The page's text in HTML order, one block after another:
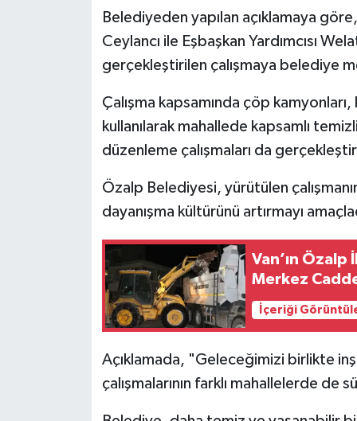
Belediyeden yapılan açıklamaya
Ceylancı ile Eşbaşkan Yardımcısı
gerçekleştirilen çalışmaya belediye
Çalışma kapsamında çöp
kullanılarak mahallede kapsamlı
düzenleme çalışmaları da
Özalp Belediyesi, yürütülen
dayanışma kültürünü artırmayı
Van’ın
Merkez
İçeriği
Açıklamada, "Geleceğimizi birlikte
çalışmalarının farklı mahallelerde